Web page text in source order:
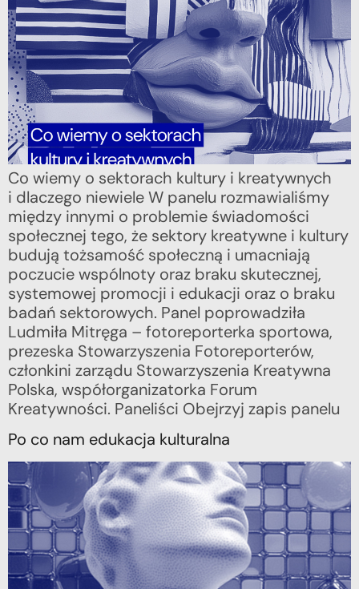
Co wiemy o sektorach kultury i kreatywnych
i dlaczego niewiele W panelu rozmawialiśmy
między innymi o problemie świadomości
społecznej tego, że sektory kreatywne i kultury
budują tożsamość społeczną i umacniają
poczucie wspólnoty oraz braku skutecznej,
systemowej promocji i edukacji oraz o braku
badań sektorowych. Panel poprowadziła
Ludmiła Mitręga – fotoreporterka sportowa,
prezeska Stowarzyszenia Fotoreporterów,
członkini zarządu Stowarzyszenia Kreatywna
Polska, współorganizatorka Forum
Kreatywności. Paneliści Obejrzyj zapis panelu
Po co nam edukacja kulturalna